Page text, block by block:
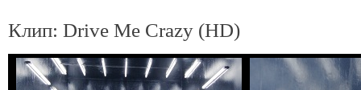
Клип: Drive Me Crazy (HD)